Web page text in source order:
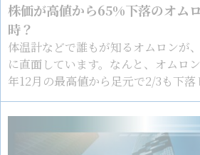
株価が高値から65%下落のオム
時？
体温計などで誰もが知るオムロンが
に直面しています。なんと、オムロ
年12月の最高値から足元で2/3も下落